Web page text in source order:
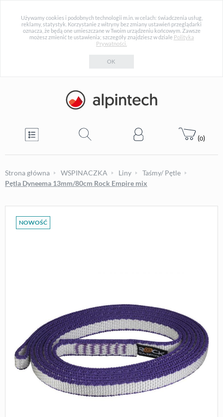
Używamy cookies i podobnych technologii m.in. w celach: świadczenia usług,
reklamy, statystyk. Korzystanie z witryny bez zmiany ustawień przeglądarki
oznacza, że będą one umieszczane w Twoim urządzeniu końcowym. Zawsze
możesz zmienić te ustawienia; szczegóły znajdziesz w dziale Polityka
Prywatności.
OK
(0)
Strona główna WSPINACZKA Liny
Taśmy/ Pętle
Pętla Dyneema 13mm/80cm Rock Empire mix
NOWOŚĆ